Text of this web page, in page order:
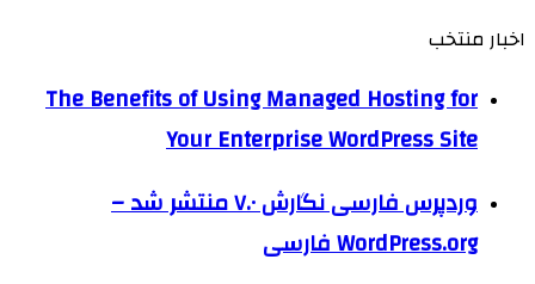
اخبار منتخب
The Benefits of Using Managed Hosting for
Your Enterprise WordPress Site
وردپرس فارسی نگارش ۷.۰ منتشر شد –
WordPress.org فارسی